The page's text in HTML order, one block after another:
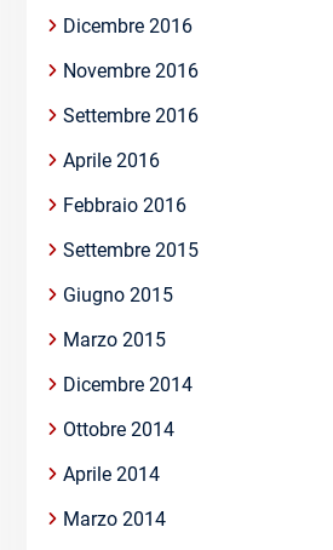
Dicembre 2016
Novembre 2016
Settembre 2016
Aprile 2016
Febbraio 2016
Settembre 2015
Giugno 2015
Marzo 2015
Dicembre 2014
Ottobre 2014
Aprile 2014
Marzo 2014